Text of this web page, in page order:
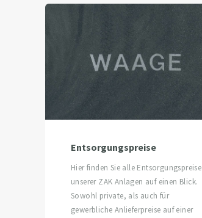
Entsorgungspreise
Hier finden Sie alle Entsorgungspreise
unserer ZAK Anlagen auf einen Blick.
Sowohl private, als auch für
gewerbliche Anlieferpreise auf einer